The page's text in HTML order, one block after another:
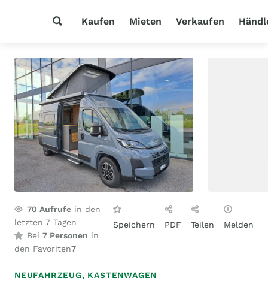
Kaufen Mieten Verkaufen
70 Aufrufe in den
letzten 7 Tagen
Bei 7 Personen in
den Favoriten7
Speichern PDF Teilen Melden
NEUFAHRZEUG, KASTENWAGEN